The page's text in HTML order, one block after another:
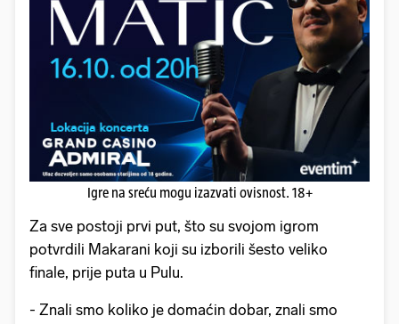
Igre na sreću mogu izazvati ovisnost. 18+
Za sve postoji prvi put, što su svojom igrom
potvrdili Makarani koji su izborili šesto veliko
finale, prije puta u Pulu.
- Znali smo koliko je domaćin dobar, znali smo